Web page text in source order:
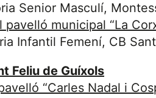
Senior Masculí,
municipal “La
Infantil Femení, CB
Feliu de Guíxols
“Carles Nadal i